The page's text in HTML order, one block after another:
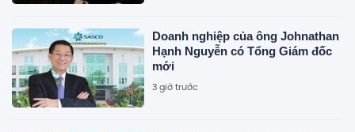
Doanh nghiệp của ông Johnathan
Hạnh Nguyễn có Tổng Giám đốc
mới
3 giờ trước